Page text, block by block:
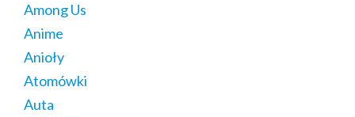
Among Us
Anime
Anioły
Atomówki
Auta